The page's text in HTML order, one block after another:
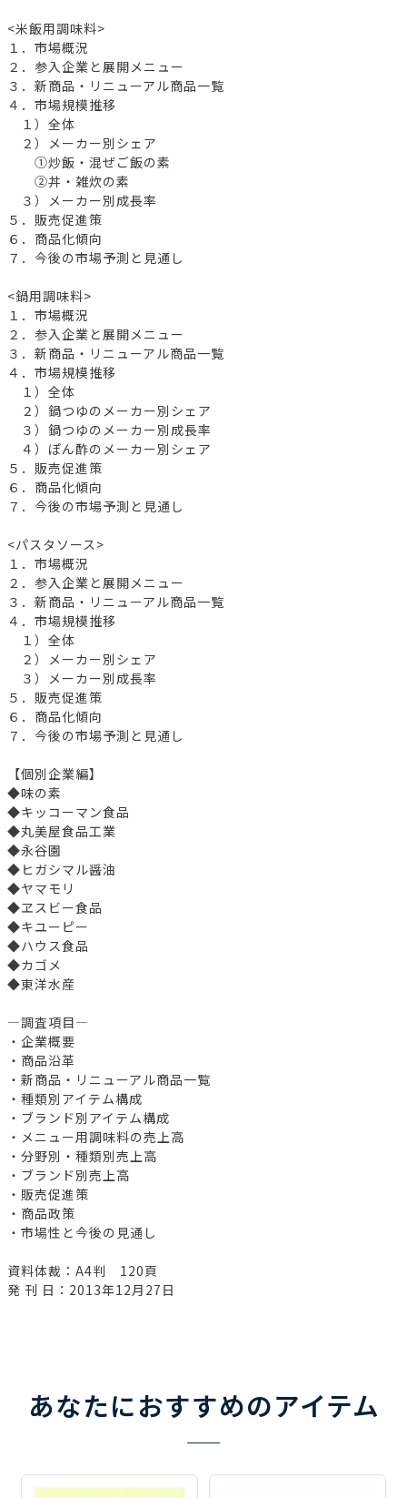
<米飯用調味料>
１．市場概況
２．参入企業と展開メニュー
３．新商品・リニューアル商品一覧
４．市場規模推移
１）全体
２）メーカー別シェア
①炒飯・混ぜご飯の素
②丼・雑炊の素
３）メーカー別成長率
５．販売促進策
６．商品化傾向
７．今後の市場予測と見通し
<鍋用調味料>
１．市場概況
２．参入企業と展開メニュー
３．新商品・リニューアル商品一覧
４．市場規模推移
１）全体
２）鍋つゆのメーカー別シェア
３）鍋つゆのメーカー別成長率
４）ぽん酢のメーカー別シェア
５．販売促進策
６．商品化傾向
７．今後の市場予測と見通し
<パスタソース>
１．市場概況
２．参入企業と展開メニュー
３．新商品・リニューアル商品一覧
４．市場規模推移
１）全体
２）メーカー別シェア
３）メーカー別成長率
５．販売促進策
６．商品化傾向
７．今後の市場予測と見通し
【個別企業編】
◆味の素
◆キッコーマン食品
◆丸美屋食品工業
◆永谷園
◆ヒガシマル醤油
◆ヤマモリ
◆ヱスビー食品
◆キユーピー
◆ハウス食品
◆カゴメ
◆東洋水産
―調査項目―
・企業概要
・商品沿革
・新商品・リニューアル商品一覧
・種類別アイテム構成
・ブランド別アイテム構成
・メニュー用調味料の売上高
・分野別・種類別売上高
・ブランド別売上高
・販売促進策
・商品政策
・市場性と今後の見通し
資料体裁：A4判 120頁
発 刊 日：2013年12月27日
あなたにおすすめのアイテム